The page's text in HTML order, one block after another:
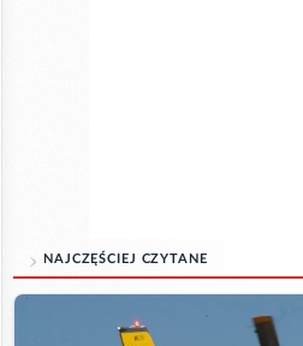
NAJCZĘŚCIEJ CZYTANE